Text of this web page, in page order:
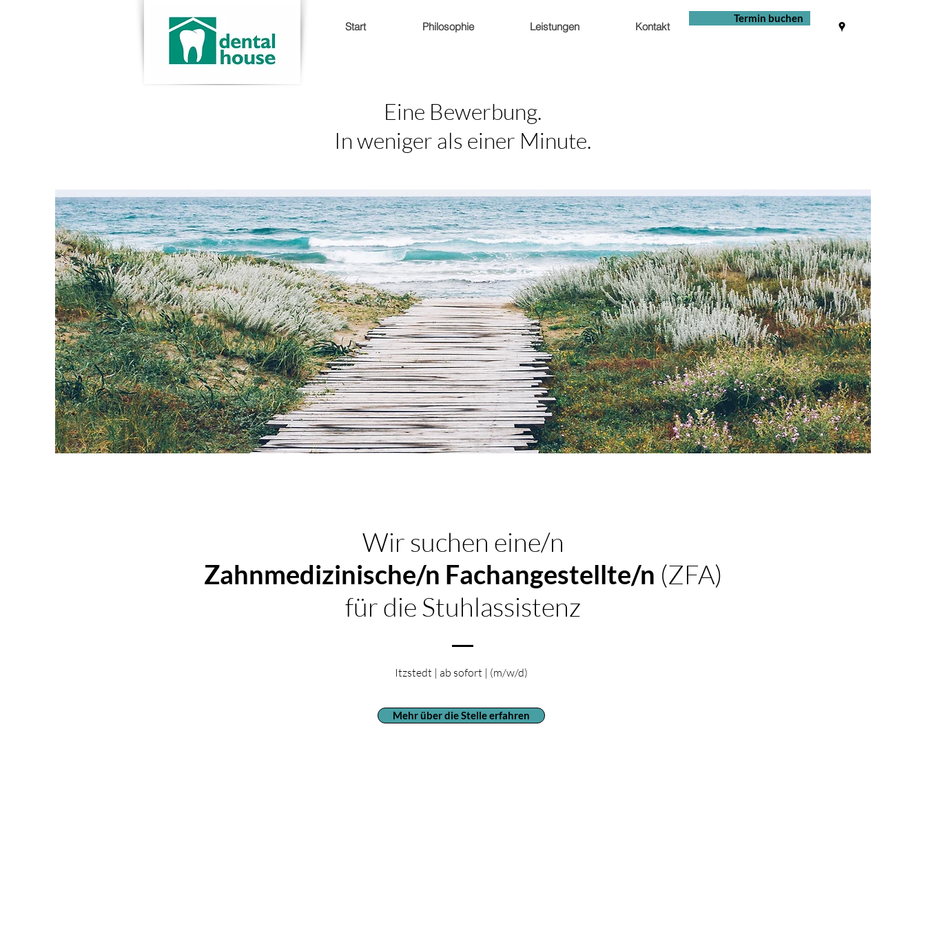
Start Philosophie Leistungen Kontakt
Termin buchen
Eine Bewerbung.
In weniger als einer Minute.
Wir suchen eine/n
Zahnmedizinische/n Fachangestellte/n (ZFA)
für die Stuhlassistenz
Itzstedt | ab sofort | (m/w/d)
Mehr über die Stelle erfahren